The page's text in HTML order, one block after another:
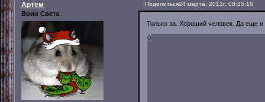
Поделиться24 марта, 2012г. 00:35:16
Артём
Воин Света
Только за. Хороший человек. Да еще и
0